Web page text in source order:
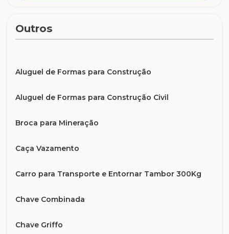
Outros
Aluguel de Formas para Construção
Aluguel de Formas para Construção Civil
Broca para Mineração
Caça Vazamento
Carro para Transporte e Entornar Tambor 300Kg
Chave Combinada
Chave Griffo